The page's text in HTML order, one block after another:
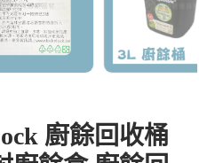
廚餘回收桶